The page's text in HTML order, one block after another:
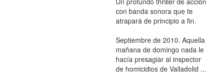
con banda sonora que te
atrapará de principio a fin.
Septiembre de 2010. Aquella
mañana de domingo nada le
hacía presagiar al inspector
de homicidios de Valladolid ...